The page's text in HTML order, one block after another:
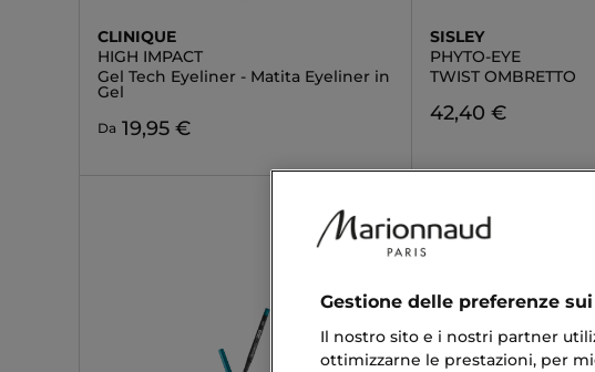
CLINIQUE
HIGH IMPACT
Gel Tech Eyeliner - Matita Eyeliner in
Gel
Da 19,95 €
SISLEY
PHYTO-EYE
TWIST OMBRETTO
42,40 €
Gestione delle preferenze
Il nostro sito e i nostri partner
ottimizzarne le prestazioni, per